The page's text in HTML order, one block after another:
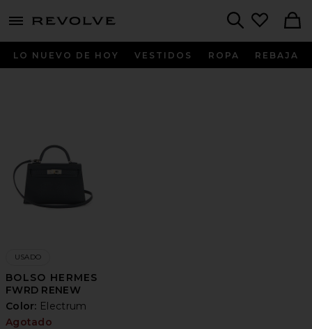
menu - shows more content
LO NUEVO DE HOY VESTIDOS ROPA REBAJA
USADO
BOLSO HERMES
FWRD RENEW
Color: Electrum
Agotado